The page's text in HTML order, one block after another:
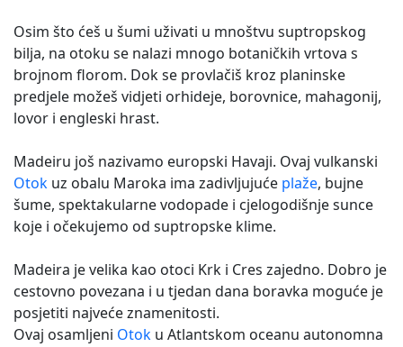
Osim što ćeš u šumi uživati u mnoštvu suptropskog
bilja, na otoku se nalazi mnogo botaničkih vrtova s
brojnom florom. Dok se provlačiš kroz planinske
predjele možeš vidjeti orhideje, borovnice, mahagonij,
lovor i engleski hrast.
Madeiru još nazivamo europski Havaji. Ovaj vulkanski
Otok uz obalu Maroka ima zadivljujuće plaže, bujne
šume, spektakularne vodopade i cjelogodišnje sunce
koje i očekujemo od suptropske klime.
Madeira je velika kao otoci Krk i Cres zajedno. Dobro je
cestovno povezana i u tjedan dana boravka moguće je
posjetiti najveće znamenitosti.
Ovaj osamljeni Otok u Atlantskom oceanu autonomna